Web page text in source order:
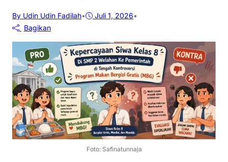
By Udin Udin Fadilah• Juli 1, 2026•
Bagikan
Foto: Safinatunnaja